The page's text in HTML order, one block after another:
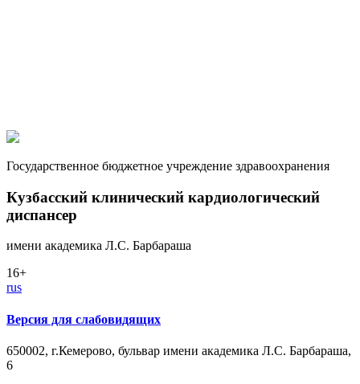
Государственное бюджетное учреждение здравоохранения
Кузбасский клинический кардиологический
диспансер
имени академика Л.С. Барбараша
16+
rus
Версия для слабовидящих
650002, г.Кемерово, бульвар имени академика Л.С. Барбараша,
6